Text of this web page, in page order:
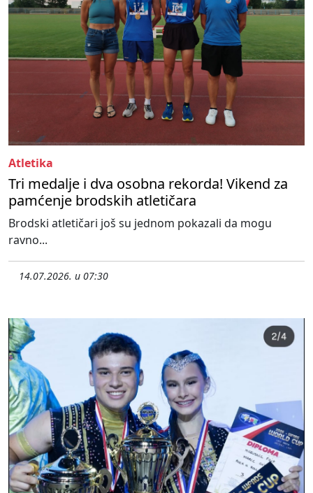
Atletika
Tri medalje i dva osobna rekorda! Vikend za
pamćenje brodskih atletičara
Brodski atletičari još su jednom pokazali da mogu
ravno...
14.07.2026. u 07:30